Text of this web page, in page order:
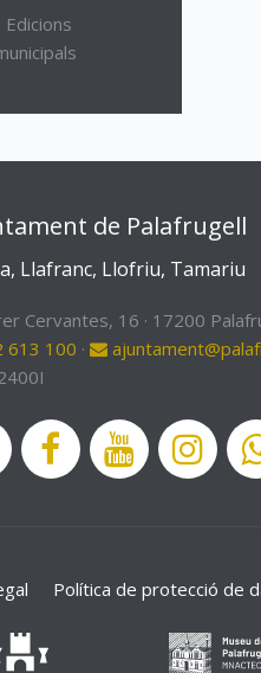
Edicions
de Palafrugell
Llafranc, Llofriu, Tamariu
Cervantes, 16 · 17200
613 100 ·
Política de protecció de